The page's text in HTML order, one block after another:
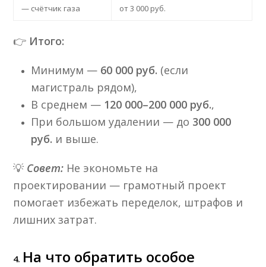
— счётчик газа от 3 000 руб.
👉 Итого:
Минимум — 60 000 руб. (если
магистраль рядом),
В среднем — 120 000–200 000 руб.,
При большом удалении — до 300 000
руб. и выше.
💡 Совет: Не экономьте на
проектировании — грамотный проект
помогает избежать переделок, штрафов и
лишних затрат.
4. На что обратить особое